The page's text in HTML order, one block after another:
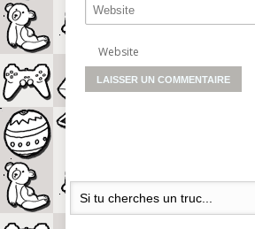
Website